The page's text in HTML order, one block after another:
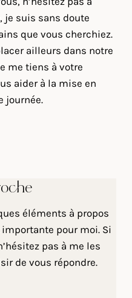
je suis sans doute
que vous cherchiez.
ailleurs dans notre
me tiens à votre
aider à la mise en
journée.
éléments à propos
pour moi. Si
pas à me les
de vous répondre.